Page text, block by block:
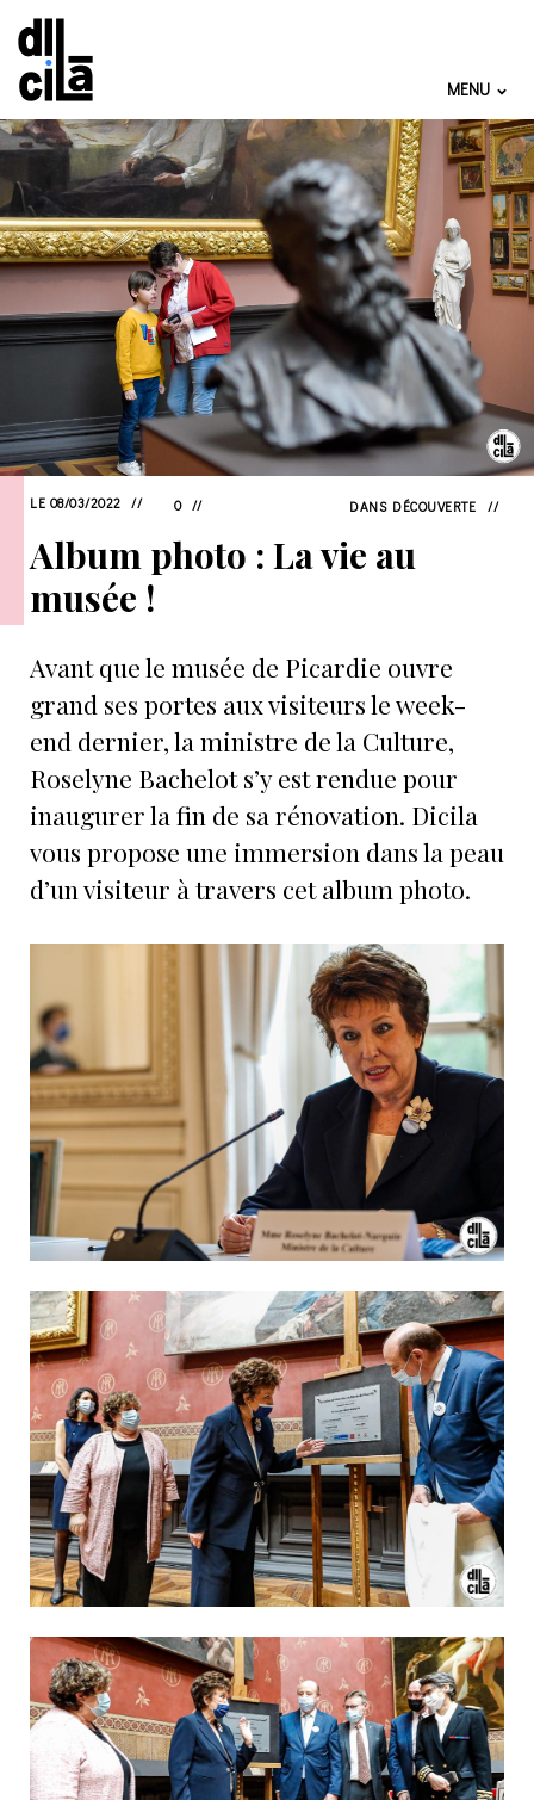
MENU
LE 08/03/2022 0 DANS DÉCOUVERTE
Album photo : La vie au
musée !
Avant que le musée de Picardie ouvre
grand ses portes aux visiteurs le week-
end dernier, la ministre de la Culture,
Roselyne Bachelot s’y est rendue pour
inaugurer la fin de sa rénovation. Dicila
vous propose une immersion dans la peau
d’un visiteur à travers cet album photo.